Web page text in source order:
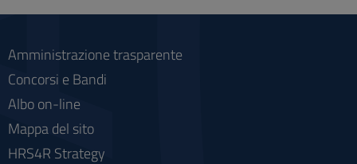
Amministrazione trasparente
Concorsi e Bandi
Albo on-line
Mappa del sito
HRS4R Strategy